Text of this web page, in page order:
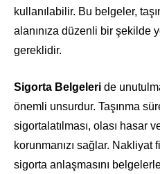
kullanılabilir. Bu belgeler,
alanınıza düzenli bir şekilde
gereklidir.
Sigorta Belgeleri de
önemli unsurdur. Taşınma
sigortalatılması, olası hasar
korunmanızı sağlar. Nakliyat
sigorta anlaşmasını